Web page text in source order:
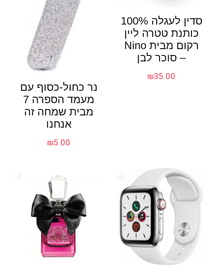
סדין לעגלה 100%
כותנת טטרה ליין
רקום מבית Nino
– סוכר לבן
₪35.00
נר כחול-כסוף עם
מעמד הספרה 7
מבית שמחה זה
אנחנו
₪5.00